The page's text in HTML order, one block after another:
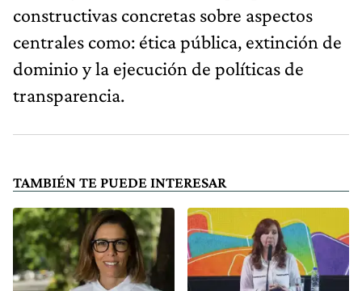
constructivas concretas sobre aspectos
centrales como: ética pública, extinción de
dominio y la ejecución de políticas de
transparencia.
TAMBIÉN TE PUEDE INTERESAR